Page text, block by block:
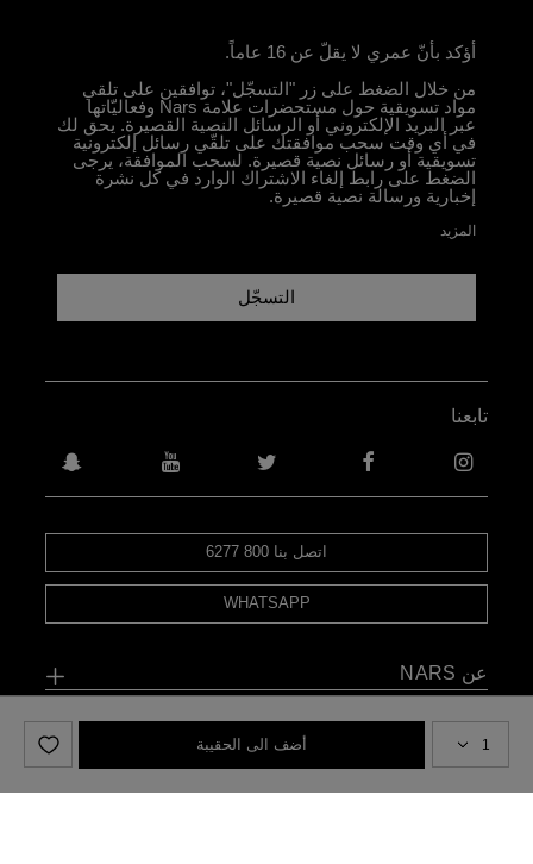
أضف الى الحقيبة
أؤكد بأنّ عمري لا يقلّ عن 16 عاماً.
من خلال الضغط على زر "التسجّل"، توافقين على تلقي
مواد تسويقية حول مستحضرات علامة Nars وفعاليّاتها
عبر البريد الإلكتروني أو الرسائل النصية القصيرة. يحق لك
في أي وقت سحب موافقتك على تلقّي رسائل إلكترونية
تسويقية أو رسائل نصية قصيرة. لسحب الموافقة، يرجى
الضغط على رابط إلغاء الاشتراك الوارد في كل نشرة
إخبارية ورسالة نصية قصيرة.
المزيد
التسجّل
اتصل بنا 800 6277
WHATSAPP
عن NARS
المساعدة والأسئلة الشائعة
طرق التسوق
تابعنا